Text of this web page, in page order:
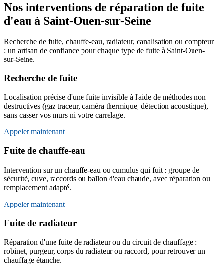
Nos interventions de réparation de fuite
d'eau à Saint-Ouen-sur-Seine
Recherche de fuite, chauffe-eau, radiateur, canalisation ou compteur
: un artisan de confiance pour chaque type de fuite à Saint-Ouen-
sur-Seine.
Recherche de fuite
Localisation précise d'une fuite invisible à l'aide de méthodes non
destructives (gaz traceur, caméra thermique, détection acoustique),
sans casser vos murs ni votre carrelage.
Appeler maintenant
Fuite de chauffe-eau
Intervention sur un chauffe-eau ou cumulus qui fuit : groupe de
sécurité, cuve, raccords ou ballon d'eau chaude, avec réparation ou
remplacement adapté.
Appeler maintenant
Fuite de radiateur
Réparation d'une fuite de radiateur ou du circuit de chauffage :
robinet, purgeur, corps du radiateur ou raccord, pour retrouver un
chauffage étanche.